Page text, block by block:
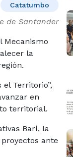
Catatumbo
de Santander
Mecanismo
la
Territorio”,
en
territorial.
Barí, la
ante